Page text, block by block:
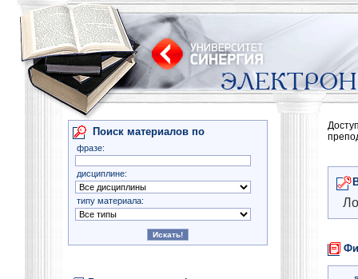
Поиск материалов по
фразе:
дисциплине:
типу материала: